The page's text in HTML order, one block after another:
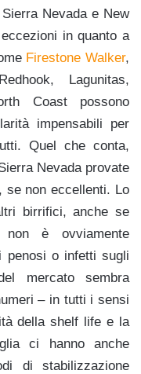
Nevada e New
in quanto a
Firestone Walker,
Lagunitas,
Coast possono
impensabili per
Quel che conta,
Nevada provate
se non eccellenti. Lo
birrifici, anche se
è ovviamente
penosi o infetti sugli
mercato sembra
– in tutti i sensi
della shelf life e la
ci hanno anche
di stabilizzazione